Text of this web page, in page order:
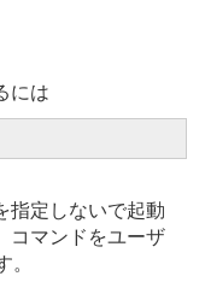
には
指定しないで起動
コマンドをユーザ
。